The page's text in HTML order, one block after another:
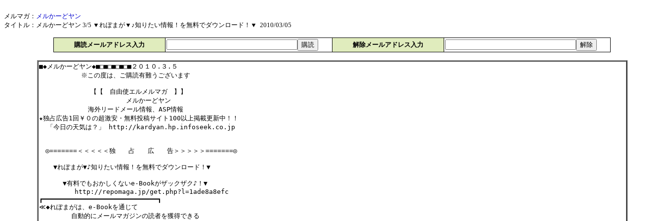
メルマガ： メルかーどヤン
タイトル：メルかーどヤン 3/5 ▼れぽまが▼♪知りたい情報！を無料でダウンロード！▼ 2010/03/05
購読メールアドレス入力 解除メールアドレス入力
■◆メルかーどヤン◆■□■□■□■□■２０１０.３.５
※この度は、ご購読有難うございます
【【 自由使エルメルマガ 】】
メルかーどヤン
海外リードメール情報、ASP情報
★独占広告1回￥０の超激安・無料投稿サイト100以上掲載更新中！！
「今日の天気は？」 http://kardyan.hp.infoseek.co.jp
◎=======＜＜＜＜＜独 占 広 告＞＞＞＞＞=======◎
▼れぽまが▼♪知りたい情報！を無料でダウンロード！▼
▼有料でもおかしくないe-Bookがザックザク♪！▼
http://repomaga.jp/get.php?l=1ade8a8efc
┏━━━━━━━━━━━━━━━━━━━━━━━━━━━━━┓
≪◆れぽまがは、e-Bookを通じて
自動的にメールマガジンの読者を獲得できる